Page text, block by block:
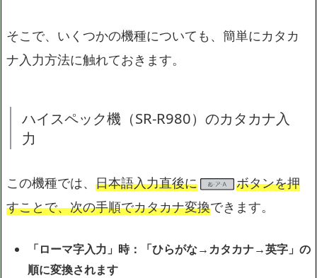
そこで、いくつかの機種についても、簡単にカタカ
ナ入力方法に触れておきます。
ハイスペック機（SR-R980）のカタカナ入
力
この機種では、 日本語入力直後に
ボタンを押
すことで、次の手順でカタカナ変換できます。
「ローマ字入力」時：「ひらがな→カタカナ→英字」の
順に変換されます